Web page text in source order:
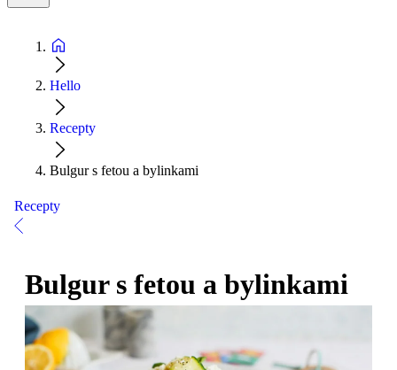
Hello
Recepty
Bulgur s fetou a bylinkami
Recepty
Bulgur s fetou a bylinkami